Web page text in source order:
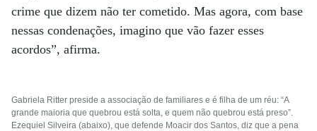
crime que dizem não ter cometido. Mas agora, com base
nessas condenações, imagino que vão fazer esses
acordos”, afirma.
Gabriela Ritter preside a associação de familiares e é filha de um réu: “A
grande maioria que quebrou está solta, e quem não quebrou está preso”.
Ezequiel Silveira (abaixo), que defende Moacir dos Santos, diz que a pena